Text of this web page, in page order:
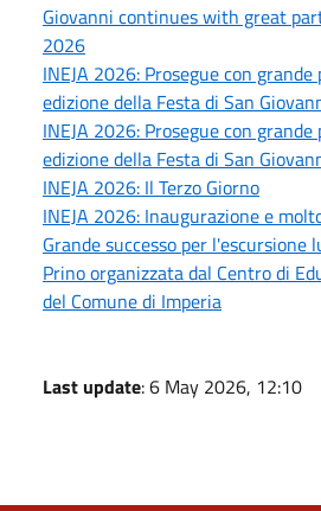
Giovanni continues with great
2026
INEJA 2026: Prosegue con
edizione della Festa di San
INEJA 2026: Prosegue con
edizione della Festa di San
INEJA 2026: Il Terzo Giorno
INEJA 2026: Inaugurazione e
Grande successo per l'escursione
Prino organizzata dal Centro di
del Comune di Imperia
Last update: 6 May 2026, 12:10